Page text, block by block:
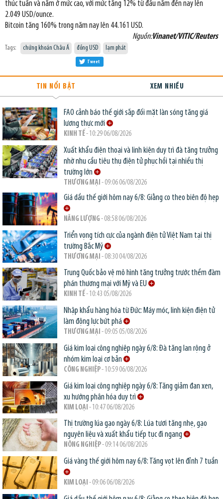
thúc tuần và năm ở mức cao, với mức tăng 12% từ đầu năm đến nay lên
2.049 USD/ounce.
Bitcoin tăng 160% trong năm nay lên 44.161 USD.
Nguồn:Vinanet/VITIC/Reuters
Tags: chứng khoán Châu Á đồng USD lạm phát
Tweet
TIN NỔI BẬT XEM NHIỀU
FAO cảnh báo thế giới sắp đối mặt làn sóng tăng giá
lương thực mới
KINH TẾ- 10:29 06/08/2026
Xuất khẩu điện thoại và linh kiện duy trì đà tăng trưởng
nhờ nhu cầu tiêu thụ điện tử phục hồi tại nhiều thị
trường lớn
THƯƠNG MẠI - 09:06 06/08/2026
Giá dầu thế giới hôm nay 6/8: Giằng co theo biên độ hẹp
NĂNG LƯỢNG - 08:58 06/08/2026
Triển vọng tích cực của ngành điện tử Việt Nam tại thị
trường Bắc Mỹ
THƯƠNG MẠI - 08:30 04/08/2026
Trung Quốc bảo vệ mô hình tăng trưởng trước thềm đàm
phán thương mại với Mỹ và EU
KINH TẾ- 10:43 05/08/2026
Nhập khẩu hàng hóa từ Đức: Máy móc, linh kiện điện tử
làm động lực bứt phá
THƯƠNG MẠI - 09:05 05/08/2026
Giá kim loại công nghiệp ngày 6/8: Đà tăng lan rộng ở
nhóm kim loại cơ bản
CÔNG NGHIỆP- 10:59 06/08/2026
Giá kim loại công nghiệp ngày 6/8: Tăng giảm đan xen,
xu hướng phân hóa duy trì
KIM LOẠI - 10:47 06/08/2026
Thị trường lúa gạo ngày 6/8: Lúa tươi tăng nhẹ, gạo
nguyên liệu và xuất khẩu tiếp tục đi ngang
NÔNG NGHIỆP- 09:14 06/08/2026
Giá vàng thế giới hôm nay 6/8: Tăng vọt lên đỉnh 7 tuần
KIM LOẠI - 09:06 06/08/2026